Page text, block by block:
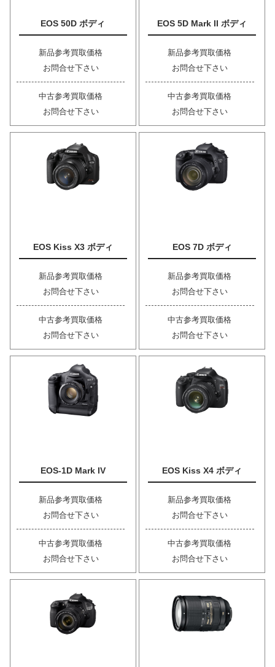
EOS 50D ボディ
新品参考買取価格
お問合せ下さい
中古参考買取価格
お問合せ下さい
EOS 5D Mark II ボディ
新品参考買取価格
お問合せ下さい
中古参考買取価格
お問合せ下さい
EOS Kiss X3 ボディ
新品参考買取価格
お問合せ下さい
中古参考買取価格
お問合せ下さい
EOS 7D ボディ
新品参考買取価格
お問合せ下さい
中古参考買取価格
お問合せ下さい
EOS-1D Mark IV
新品参考買取価格
お問合せ下さい
中古参考買取価格
お問合せ下さい
EOS Kiss X4 ボディ
新品参考買取価格
お問合せ下さい
中古参考買取価格
お問合せ下さい